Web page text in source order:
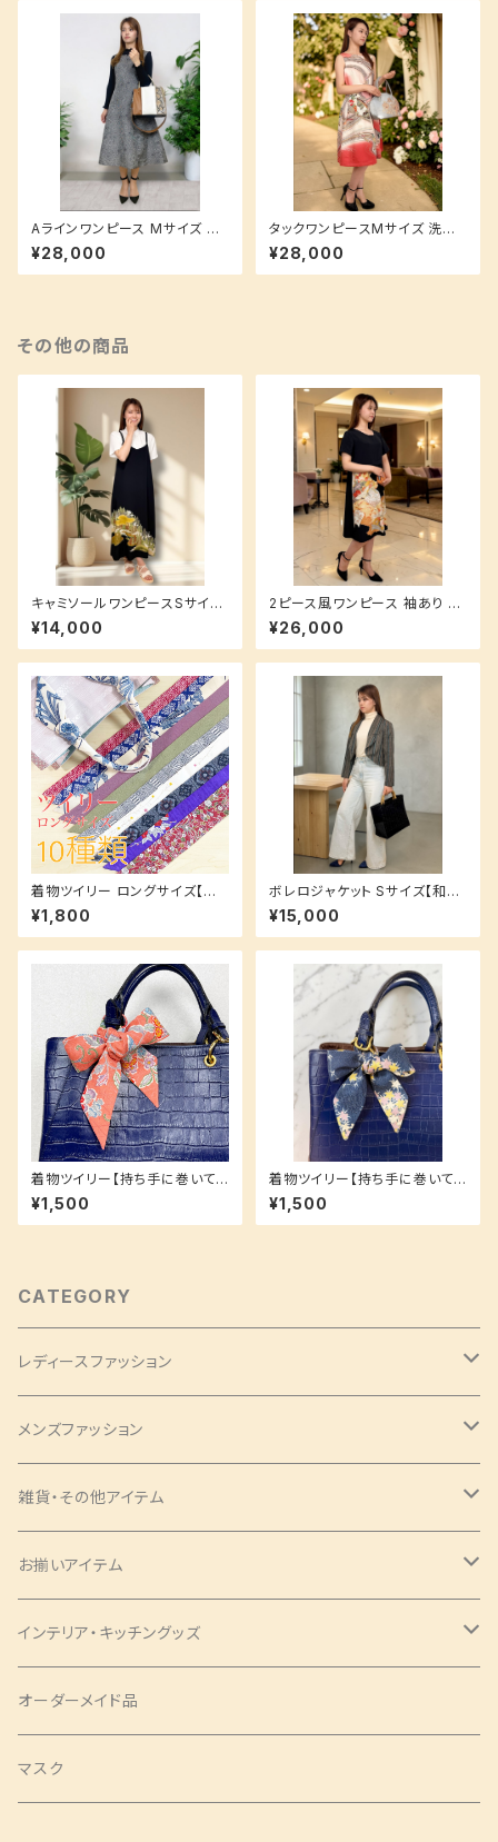
Aラインワンピース Mサイズ 洗
えるシルク生地でお手入れ簡単
♪
¥28,000
タックワンピースMサイズ 洗え
るシルク素材でお手入れ簡単♪
¥28,000
その他の商品
キャミソールワンピースSサイズ
(ロング丈) 【重ね着で簡単ラフ
コーデ♪】
¥14,000
2ピース風ワンピース 袖あり M
サイズ 洗えるシルク生地でお手
¥26,000
着物ツイリー ロングサイズ【持
ち手に巻いても！スカーフやヘア
アクセとしても！】お揃いシリー
ズ♪
¥1,800
ボレロジャケット Sサイズ【和洋
ミックスのクールなデザイン】縞
紬 ストライプ
¥15,000
着物ツイリー【持ち手に巻いて
も！スカーフやヘアアクセとして
も！】お揃いシリーズ♪
¥1,500
着物ツイリー【持ち手に巻いて
も！スカーフやヘアアクセとして
も！】お揃いシリーズ♪ ネイビー
小花柄 小紋
¥1,500
CATEGORY
レディースファッション
バッグ・チャーム
ツイリー
バッグ
アクセサリー
シュシュ
ピアス
エプロン
ショートサイズ
ミドルサイズ
トップス
アロハシャツ
チュニック
ワンピース
タックワンピース
ベスト
メンズファッション
ネクタイ・蝶ネクタイ
ナローネクタイ
レギュラーネクタイ
トップス・シャツ
アロハシャツ
パンツ
雑貨・その他アイテム
ブックカバー
コインケース
ポーチ
ラウンドポーチ
印鑑ケース
お揃いアイテム
ピアス
シュシュ
ツイリー
インテリア・キッチングッズ
ランチョンマット
Mサイズ
テーブルセンター
オーダーメイド品
マスク